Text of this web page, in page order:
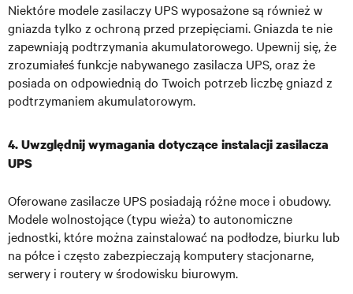
Niektóre modele zasilaczy UPS wyposażone są również w
gniazda tylko z ochroną przed przepięciami. Gniazda te nie
zapewniają podtrzymania akumulatorowego. Upewnij się, że
zrozumiałeś funkcje nabywanego zasilacza UPS, oraz że
posiada on odpowiednią do Twoich potrzeb liczbę gniazd z
podtrzymaniem akumulatorowym.
4. Uwzględnij wymagania dotyczące instalacji zasilacza
UPS
Oferowane zasilacze UPS posiadają różne moce i obudowy.
Modele wolnostojące (typu wieża) to autonomiczne
jednostki, które można zainstalować na podłodze, biurku lub
na półce i często zabezpieczają komputery stacjonarne,
serwery i routery w środowisku biurowym.